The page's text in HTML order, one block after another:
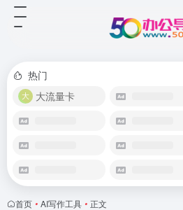
热门
大流量卡
首页 • AI写作工具 • 正文